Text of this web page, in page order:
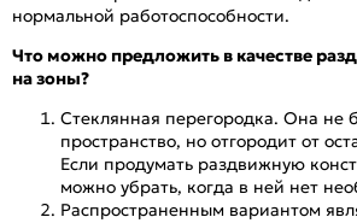
нормальной работоспособности.
Что можно предложить в качестве
на зоны?
Стеклянная перегородка. Она не
пространство, но отгородит от
Если продумать раздвижную
можно убрать, когда в ней нет
Распространенным вариантом